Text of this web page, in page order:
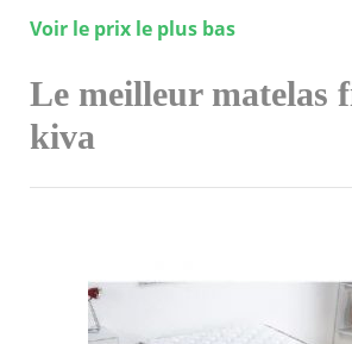
Voir le prix le plus bas
Le meilleur matelas
kiva